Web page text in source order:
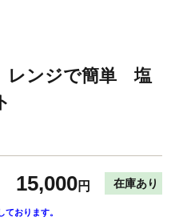
レンジで簡単 塩
15,000円 在庫あり
ております。